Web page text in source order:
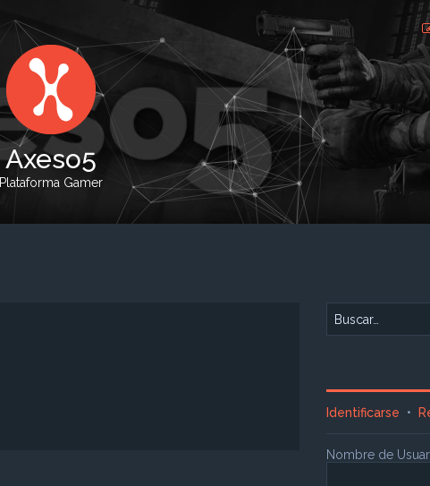
Axeso5
Plataforma Gamer
Identificarse •
Nombre de